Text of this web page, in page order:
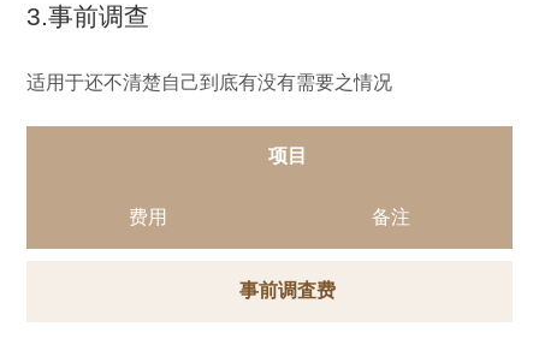
3.事前调查
适用于还不清楚自己到底有没有需要之情况
项目
费用 备注
事前调査费